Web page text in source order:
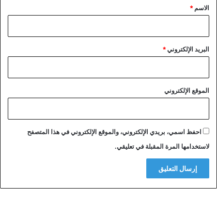
*
الاسم *
البريد الإلكتروني*
الموقع الإلكتروني
احفظ اسمي، بريدي الإلكتروني، والموقع الإلكتروني في هذا المتصفح
لاستخدامها المرة المقبلة في تعليقي.